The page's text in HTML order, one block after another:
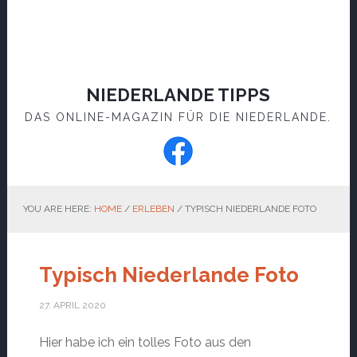
NIEDERLANDE TIPPS
DAS ONLINE-MAGAZIN FÜR DIE NIEDERLANDE.
YOU ARE HERE: HOME / ERLEBEN /TYPISCH NIEDERLANDE FOTO
Typisch Niederlande Foto
27. APRIL 2020
Hier habe ich ein tolles Foto aus den